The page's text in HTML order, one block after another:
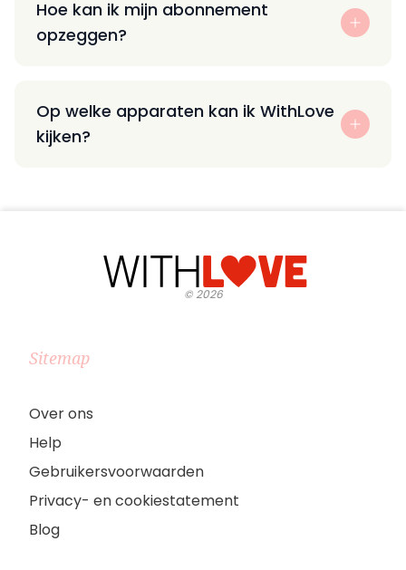
Hoe kan ik mijn abonnement
opzeggen?
Op welke apparaten kan ik WithLove
kijken?
©2026
Sitemap
Over ons
Help
Gebruikersvoorwaarden
Privacy- en cookiestatement
Blog